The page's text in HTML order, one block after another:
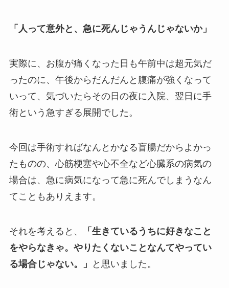
「人って意外と、急に死んじゃうんじゃないか」
実際に、お腹が痛くなった日も午前中は超元気だ
ったのに、午後からだんだんと腹痛が強くなって
いって、気づいたらその日の夜に入院、翌日に手
術という急すぎる展開でした。
今回は手術すればなんとかなる盲腸だからよかっ
たものの、心筋梗塞や心不全など心臓系の病気の
場合は、急に病気になって急に死んでしまうなん
てこともありえます。
それを考えると、
「生きているうちに好きなこと
をやらなきゃ。やりたくないことなんてやってい
る場合じゃない。」
と思いました。